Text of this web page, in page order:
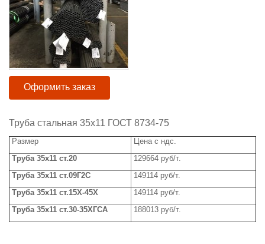
Оформить заказ
Труба стальная 35x11 ГОСТ 8734-75
Размер
Цена с ндс.
Труба 35х11 ст.20
129664 руб/т.
Труба 35х11 ст.09Г2С
149114 руб/т.
Труба 35х11 ст.15Х-45Х 149114 руб/т.
Труба 35х11 ст.30-35ХГСА 188013 руб/т.